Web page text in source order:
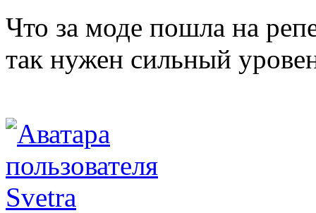
Что за моде пошла на
так нужен сильный
Svetra